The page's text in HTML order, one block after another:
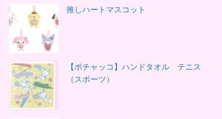
推しハートマスコット
【ポチャッコ】ハンドタオル テニス
（スポーツ）